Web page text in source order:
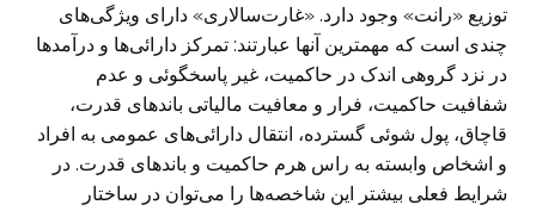
توزیع «رانت» وجود دارد. «غارت‌سالاری» دارای ویژگی‌های
چندی است که مهمترین آنها عبارتند: تمرکز دارائی‌ها و درآمدها
در نزد گروهی اندک در حاکمیت، غیر پاسخگوئی و عدم
شفافیت حاکمیت، فرار و معافیت مالیاتی باندهای قدرت،
قاچاق، پول شوئی گسترده، انتقال دارائی‌های عمومی به افراد
و اشخاص وابسته به راس هرم حاکمیت و باندهای قدرت. در
شرایط فعلی بیشتر این شاخصه‌ها را می‌توان در ساختار